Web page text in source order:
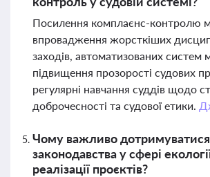
Посилення комплаєнс-контролю
впровадження жорсткіших
заходів, автоматизованих систем
підвищення прозорості судових
регулярні навчання суддів щодо
доброчесності та судової етики.
Чому важливо дотримуватися
законодавства у сфері
реалізації проєктів?